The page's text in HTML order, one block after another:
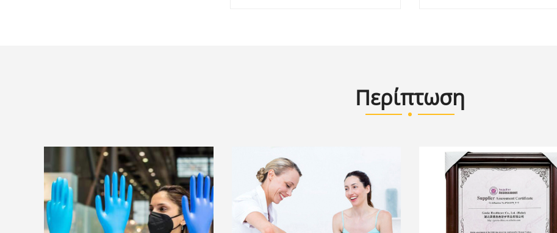
Περίπτωση